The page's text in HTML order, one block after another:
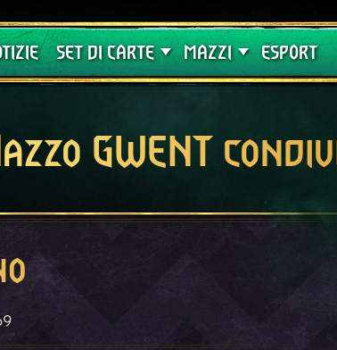
SET DI CARTE
Crimson Curse
MAZZI
Guide
ESPORT
GWENT